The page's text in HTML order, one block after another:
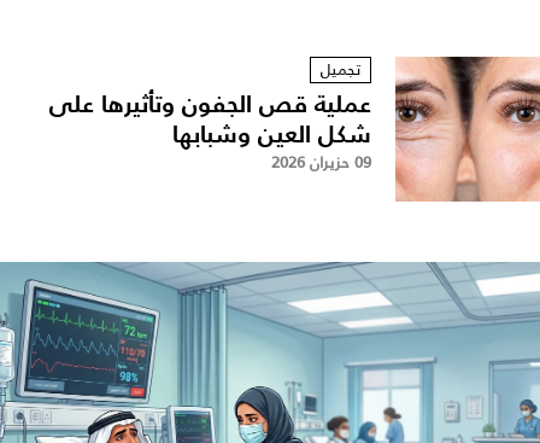
تجميل
عملية قص الجفون وتأثيرها على
شكل العين وشبابها
09 حزيران 2026